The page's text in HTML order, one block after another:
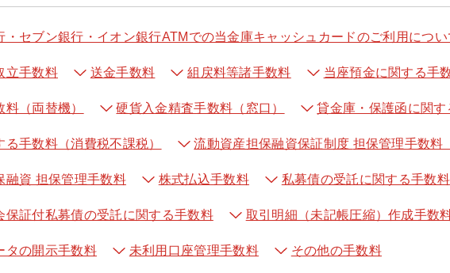
・セブン銀行・イオン銀行ATMでの当金庫キャッシュカードのご利用につい
立手数料 送金手数料 組戻料等諸手数料 当座預金に関する手
（両替機） 硬貨入金精査手数料（窓口） 貸金庫・保護函に関す
る手数料（消費税不課税） 流動資産担保融資保証制度 担保管理手数料
融資 担保管理手数料 株式払込手数料 私募債の受託に関する手数料
保証付私募債の受託に関する手数料 取引明細（未記帳圧縮）作成手数
タの開示手数料 未利用口座管理手数料 その他の手数料